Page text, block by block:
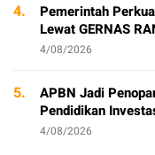
4.
Pemerintah
Lewat GERNAS
4/08/2026
5.
APBN Jadi
Pendidikan
4/08/2026